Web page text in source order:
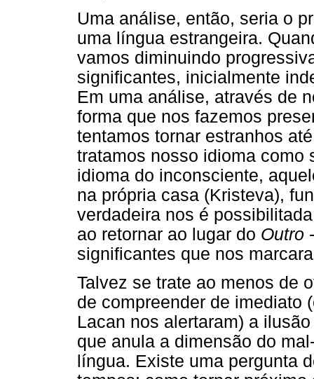
Uma análise, então, seria o
uma língua estrangeira.
vamos diminuindo
significantes, inicialmente
Em uma análise, através de
forma que nos fazemos
tentamos tornar estranhos
tratamos nosso idioma como
idioma do inconsciente,
na própria casa (Kristeva),
verdadeira nos é
ao retornar ao lugar do Outro
significantes que nos
Talvez se trate ao menos de
de compreender de imediato
Lacan nos alertaram) a
que anula a dimensão do
língua. Existe uma pergunta